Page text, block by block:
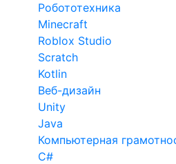
Робототехника
Minecraft
Roblox Studio
Scratch
Kotlin
Веб-дизайн
Unity
Java
Компьютерная
C#